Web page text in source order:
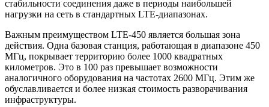
стабильности соединения даже в периоды наибольшей
нагрузки на сеть в стандартных LTE-диапазонах.
Важным преимуществом LTE-450 является большая зона
действия. Одна базовая станция, работающая в диапазоне 450
МГц, покрывает территорию более 1000 квадратных
километров. Это в 100 раз превышает возможности
аналогичного оборудования на частотах 2600 МГц. Этим же
обуславливается и более низкая стоимость разворачивания
инфраструктуры.